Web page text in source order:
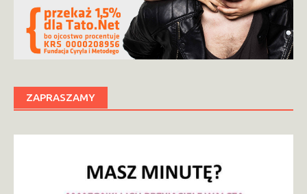
ZAPRASZAMY